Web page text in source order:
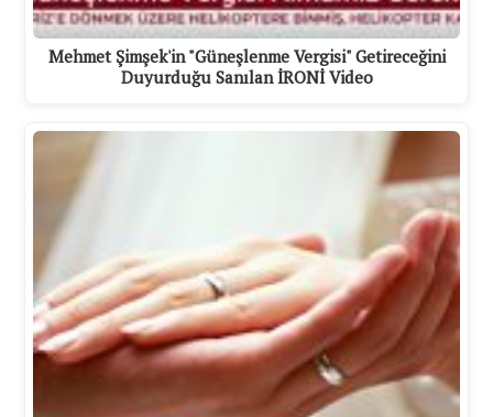
Mehmet Şimşek'in "Güneşlenme Vergisi" Getireceğini
Duyurduğu Sanılan İRONİ Video